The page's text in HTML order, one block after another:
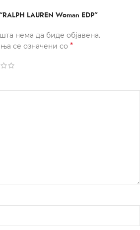
LAUREN Woman EDP”
нема да биде објавена.
се означени со *